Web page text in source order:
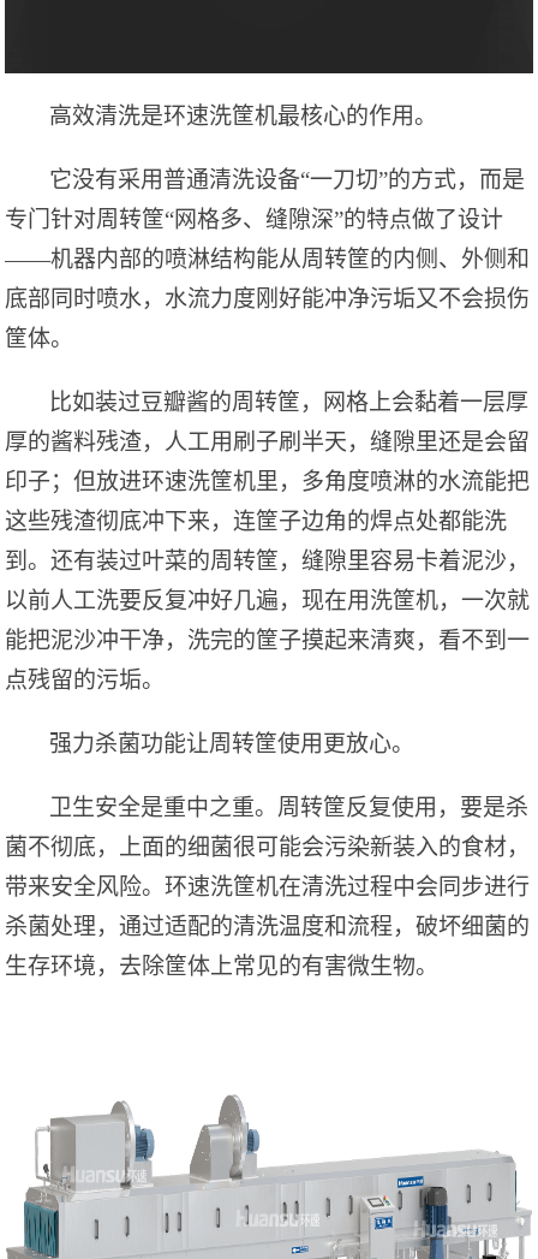
高效清洗是环速洗筐机最核心的作用。
它没有采用普通清洗设备“一刀切”的方式，而是
专门针对周转筐“网格多、缝隙深”的特点做了设计
——机器内部的喷淋结构能从周转筐的内侧、外侧和
底部同时喷水，水流力度刚好能冲净污垢又不会损伤
筐体。
比如装过豆瓣酱的周转筐，网格上会黏着一层厚
厚的酱料残渣，人工用刷子刷半天，缝隙里还是会留
印子；但放进环速洗筐机里，多角度喷淋的水流能把
这些残渣彻底冲下来，连筐子边角的焊点处都能洗
到。还有装过叶菜的周转筐，缝隙里容易卡着泥沙，
以前人工洗要反复冲好几遍，现在用洗筐机，一次就
能把泥沙冲干净，洗完的筐子摸起来清爽，看不到一
点残留的污垢。
强力杀菌功能让周转筐使用更放心。
卫生安全是重中之重。周转筐反复使用，要是杀
菌不彻底，上面的细菌很可能会污染新装入的食材，
带来安全风险。环速洗筐机在清洗过程中会同步进行
杀菌处理，通过适配的清洗温度和流程，破坏细菌的
生存环境，去除筐体上常见的有害微生物。